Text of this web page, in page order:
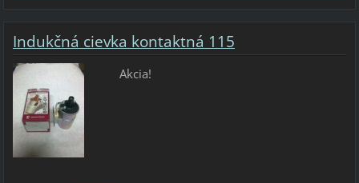
Indukčná cievka kontaktná 115
Akcia!